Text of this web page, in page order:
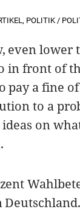
, POLITIK /
even lower
in front of
a fine
to a
on